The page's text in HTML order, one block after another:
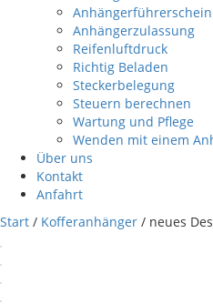
Anhängerführerschein
Anhängerzulassung
Reifenluftdruck
Richtig Beladen
Steckerbelegung
Steuern berechnen
Wartung und Pflege
Wenden mit einem
Über uns
Kontakt
Anfahrt
Start / Kofferanhänger / neues